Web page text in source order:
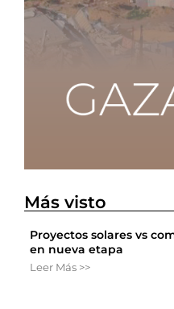
Más visto
Proyectos solares vs
en nueva etapa
Leer Más >>